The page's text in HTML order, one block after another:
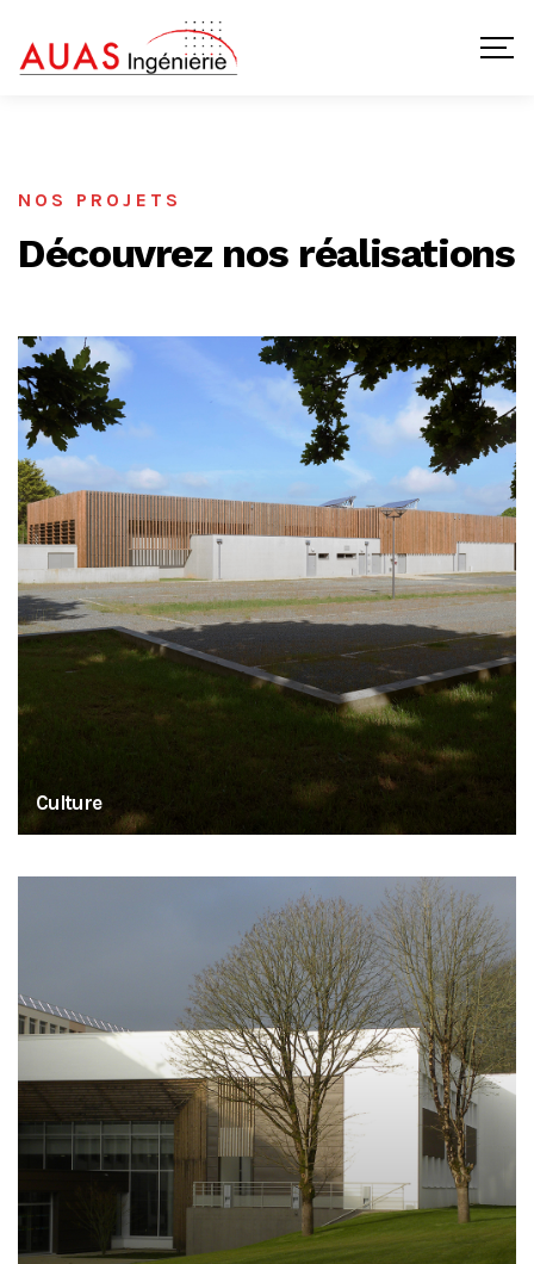
NOS PROJETS
Découvrez nos réalisations
Culture